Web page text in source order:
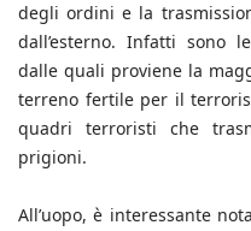
degli ordini e la
dall’esterno. Infatti sono
dalle quali proviene la
terreno fertile per il
quadri terroristi che
prigioni.
All’uopo, è interessante